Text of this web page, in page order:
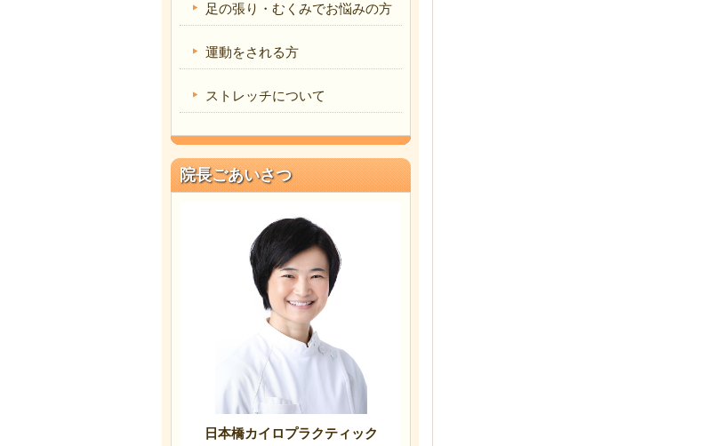
足の張り・むくみでお悩みの方
運動をされる方
ストレッチについて
院長ごあいさつ
日本橋カイロプラクティック